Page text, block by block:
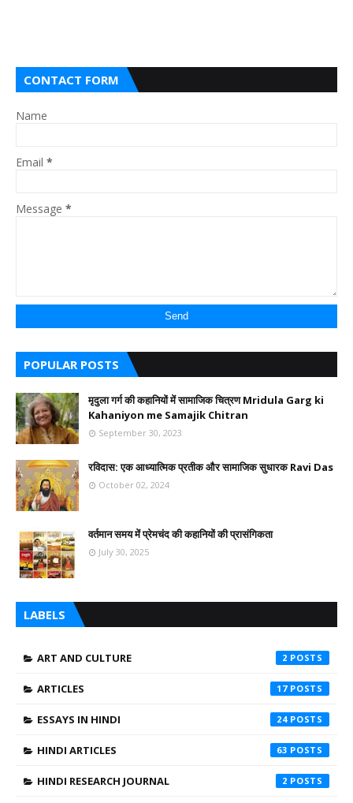
CONTACT FORM
Name
Email *
Message *
POPULAR POSTS
मृदुला गर्ग की कहानियों में सामाजिक चित्रण Mridula Garg ki
Kahaniyon me Samajik Chitran
September 30, 2023
रविदास: एक आध्यात्मिक प्रतीक और सामाजिक सुधारक Ravi Das
October 02, 2024
वर्तमान समय में प्रेमचंद की कहानियों की प्रासंगिकता
July 30, 2025
LABELS
ART AND CULTURE 2
ARTICLES 17
ESSAYS IN HINDI 24
HINDI ARTICLES 63
HINDI RESEARCH JOURNAL 2